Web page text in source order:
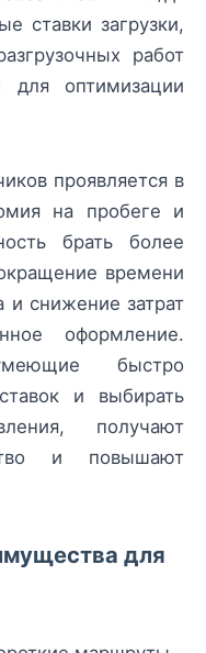
ставки загрузки,
работ
для оптимизации
проявляется в
на пробеге и
брать более
времени
и снижение затрат
оформление.
быстро
и выбирать
получают
и повышают
для